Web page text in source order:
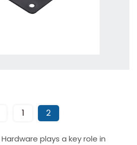
1 2
plays a key role in